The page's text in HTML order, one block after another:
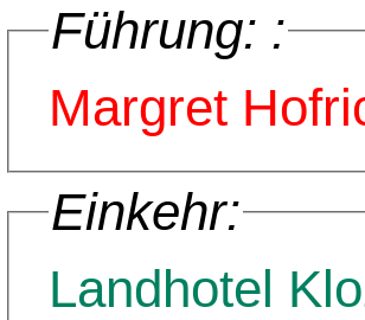
Führung: :
Margret
Einkehr:
Landhotel